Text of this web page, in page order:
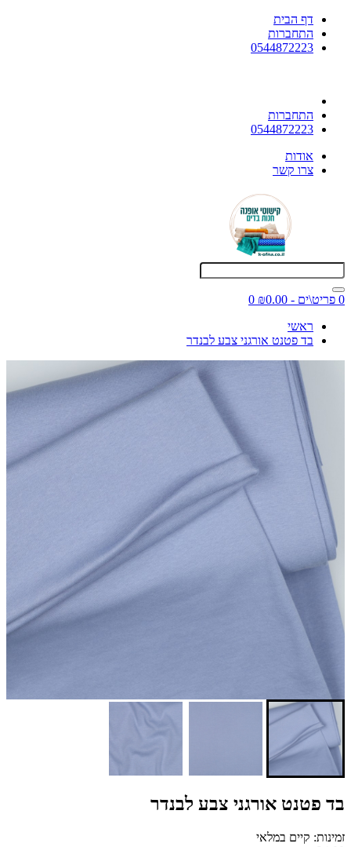
דף הבית
התחברות
0544872223
התחברות
0544872223
אודות
צרו קשר
0 פריט\ים - ₪0.00
0
ראשי
בד פטנט אורגני צבע לבנדר
בד פטנט אורגני צבע לבנדר
זמינות: קיים במלאי